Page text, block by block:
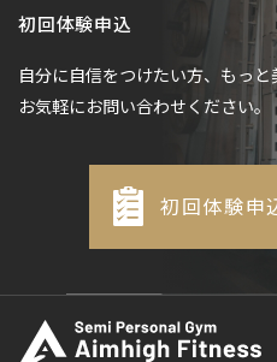
初回体験申込
自分に自信をつけたい方、もっ
お気軽にお問い合わせください。
初回体験申